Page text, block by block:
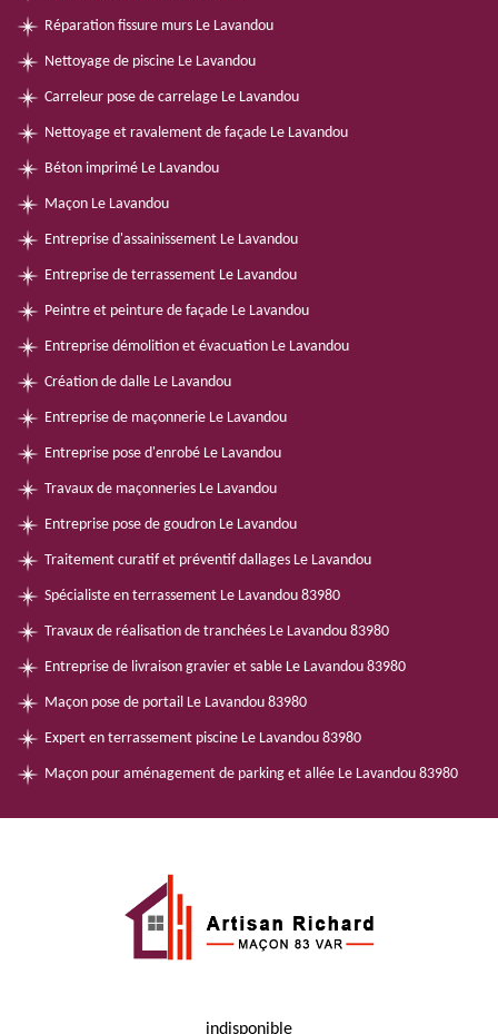
Réparation fissure murs Le Lavandou
Nettoyage de piscine Le Lavandou
Carreleur pose de carrelage Le Lavandou
Nettoyage et ravalement de façade Le Lavandou
Béton imprimé Le Lavandou
Maçon Le Lavandou
Entreprise d'assainissement Le Lavandou
Entreprise de terrassement Le Lavandou
Peintre et peinture de façade Le Lavandou
Entreprise démolition et évacuation Le Lavandou
Création de dalle Le Lavandou
Entreprise de maçonnerie Le Lavandou
Entreprise pose d'enrobé Le Lavandou
Travaux de maçonneries Le Lavandou
Entreprise pose de goudron Le Lavandou
Traitement curatif et préventif dallages Le Lavandou
Spécialiste en terrassement Le Lavandou 83980
Travaux de réalisation de tranchées Le Lavandou 83980
Entreprise de livraison gravier et sable Le Lavandou 83980
Maçon pose de portail Le Lavandou 83980
Expert en terrassement piscine Le Lavandou 83980
Maçon pour aménagement de parking et allée Le Lavandou 83980
indisponible